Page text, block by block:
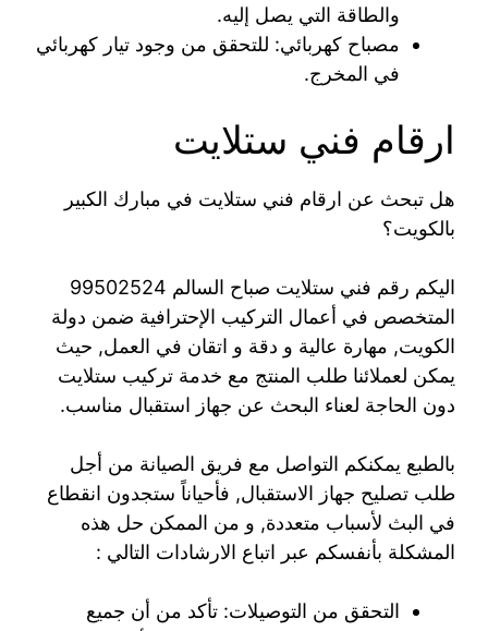
والطاقة التي يصل إليه.
مصباح كهربائي: للتحقق من وجود تيار كهربائي
في المخرج.
ارقام فني ستلايت
هل تبحث عن ارقام فني ستلايت في مبارك الكبير
بالكويت؟
اليكم رقم فني ستلايت صباح السالم 99502524
المتخصص في أعمال التركيب الإحترافية ضمن دولة
الكويت, مهارة عالية و دقة و اتقان في العمل, حيث
يمكن لعملائنا طلب المنتج مع خدمة تركيب ستلايت
دون الحاجة لعناء البحث عن جهاز استقبال مناسب.
بالطبع يمكنكم التواصل مع فريق الصيانة من أجل
طلب تصليح جهاز الاستقبال, فأحياناً ستجدون انقطاع
في البث لأسباب متعددة, و من الممكن حل هذه
المشكلة بأنفسكم عبر اتباع الارشادات التالي :
التحقق من التوصيلات: تأكد من أن جميع